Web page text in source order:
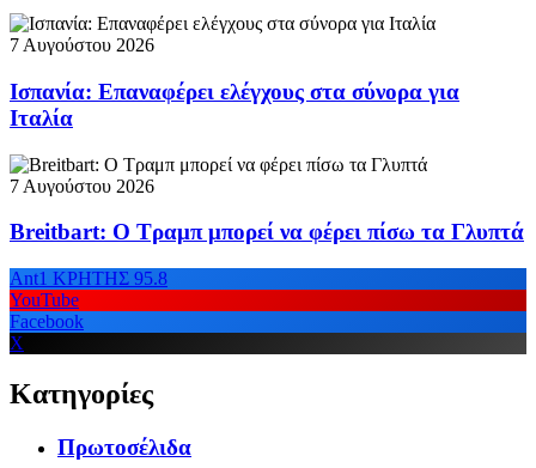
7 Αυγούστου 2026
Ισπανία: Επαναφέρει ελέγχους στα σύνορα για
Ιταλία
7 Αυγούστου 2026
Breitbart: Ο Τραμπ μπορεί να φέρει πίσω τα Γλυπτά
Ant1 ΚΡΗΤΗΣ 95.8
YouTube
Facebook
X
Κατηγορίες
Πρωτοσέλιδα